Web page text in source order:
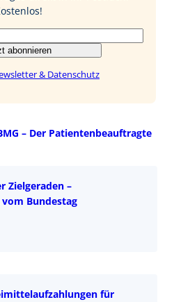
abonnieren
& Datenschutz
– Der Patientenbeauftragte
Zielgeraden –
Bundestag
für